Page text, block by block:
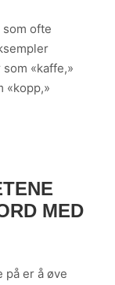
ofte
«kaffe,»
«kopp,»
MED
på er å øve